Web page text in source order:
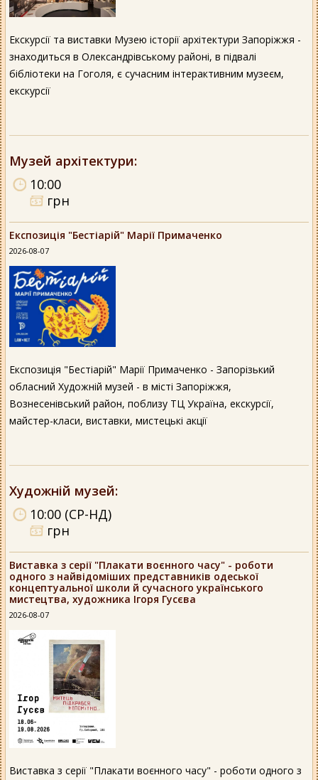
Екскурсії та виставки Музею історії архітектури Запоріжжя -
знаходиться в Олександрівському районі, в підвалі
бібліотеки на Гоголя, є сучасним інтерактивним музеєм,
екскурсії
Музей архітектури:
10:00
грн
Експозиція "Бестіарій" Марії Примаченко
2026-08-07
Експозиція "Бестіарій" Марії Примаченко - Запорізький
обласний Художній музей - в місті Запоріжжя,
Вознесенівський район, поблизу ТЦ Україна, екскурсії,
майстер-класи, виставки, мистецькі акції
Художній музей:
10:00 (СР-НД)
грн
Виставка з серії "Плакати воєнного часу" - роботи
одного з найвідоміших представників одеської
концептуальної школи й сучасного українського
мистецтва, художника Ігоря Гусєва
2026-08-07
Виставка з серії "Плакати воєнного часу" - роботи одного з